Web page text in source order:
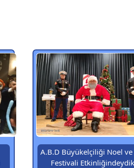
A.B.D Büyükelçiliği Noel ve
Festivali Etkinliğindeydik